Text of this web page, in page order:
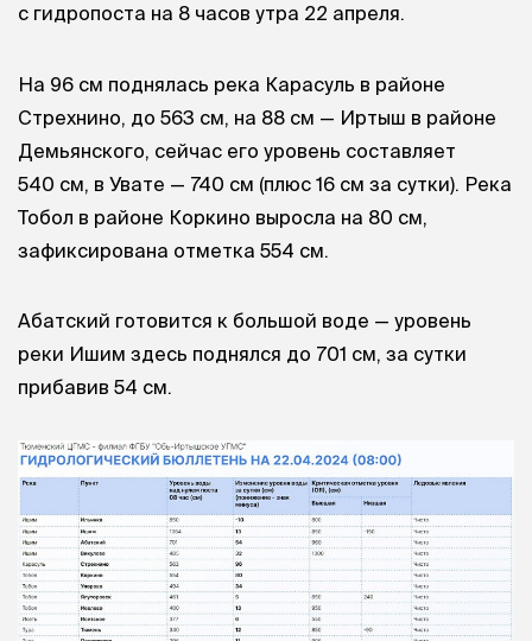
с гидропоста на 8 часов утра 22 апреля.
На 96 см поднялась река Карасуль в районе
Стрехнино, до 563 см, на 88 см — Иртыш в районе
Демьянского, сейчас его уровень составляет
540 см, в Увате — 740 см (плюс 16 см за сутки). Река
Тобол в районе Коркино выросла на 80 см,
зафиксирована отметка 554 см.
Абатский готовится к большой воде — уровень
реки Ишим здесь поднялся до 701 см, за сутки
прибавив 54 см.